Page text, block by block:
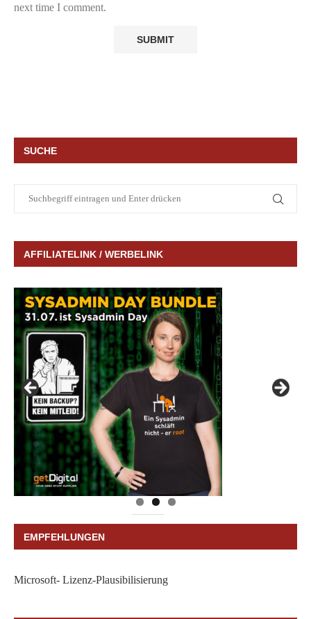
next time I comment.
SUCHE
AFFILIATELINK / WERBELINK
EMPFEHLUNGEN
Microsoft- Lizenz-Plausibilisierung